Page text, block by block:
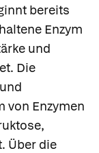
bereits
Enzym
und
Die
und
von Enzymen
Über die